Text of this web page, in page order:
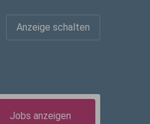
Anzeige schalten
Jobs anzeigen